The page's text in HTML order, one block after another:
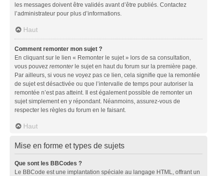
les messages doivent être validés avant d’être publiés. Contactez
l’administrateur pour plus d’informations.
Haut
Comment remonter mon sujet ?
En cliquant sur le lien « Remonter le sujet » lors de sa consultation,
vous pouvez remonterle sujet en haut du forum sur la première page.
Par ailleurs, si vous ne voyez pas ce lien, cela signifie que la remontée
de sujet est désactivée ou que l’intervalle de temps pour autoriser la
remontée n’est pas atteint. Il est également possible de remonter un
sujet simplement en y répondant. Néanmoins, assurez-vous de
respecter les règles du forum en le faisant.
Haut
Mise en forme et types de sujets
Que sont les BBCodes ?
Le BBCode est une implantation spéciale au langage HTML, offrant un